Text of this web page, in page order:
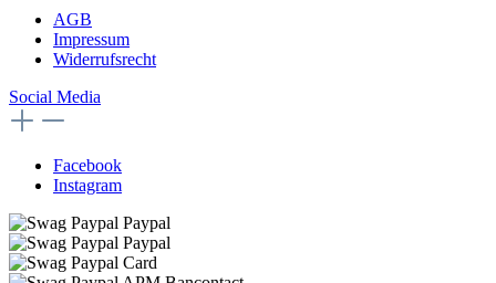
AGB
Impressum
Widerrufsrecht
Social Media
Facebook
Instagram